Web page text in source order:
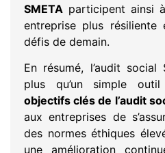
SMETA participent ainsi
entreprise plus
défis de demain.
En résumé, l’audit social
plus qu’un simple
objectifs clés de l’audit
aux entreprises de
des normes éthiques
une amélioration